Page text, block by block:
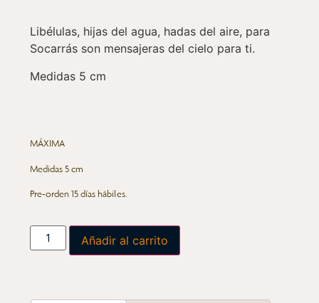
Libélulas, hijas del agua, hadas del aire, para
Socarrás son mensajeras del cielo para ti.
Medidas 5 cm
MÁXIMA
Medidas 5 cm
Pre-orden 15 días hábiles.
Añadir al carrito